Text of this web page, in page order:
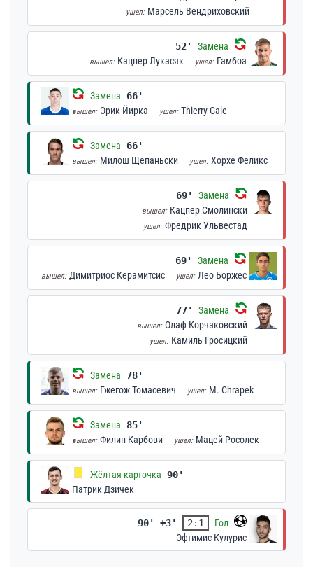
ушел: Марсель Вендриховский
52' Замена
вышел: Кацпер Лукасяк ушел: Гамбоа
Замена 66'
вышел: Эрик Йирка ушел: Thierry Gale
Замена 66'
вышел: Милош Щепаньски ушел: Хорхе Феликс
69' Замена
вышел: Кацпер Смолински
ушел: Фредрик Ульвестад
69' Замена
вышел: Димитриос Керамитсис ушел: Лео Боржес
77' Замена
вышел: Олаф Корчаковский
ушел: Камиль Гросицкий
Замена 78'
вышел: Гжегож Томасевич ушел: M. Chrapek
Замена 85'
вышел: Филип Карбови ушел: Мацей Росолек
Жёлтая карточка 90'
Патрик Дзичек
90' +3' 2:1
Гол
Эфтимис Кулурис